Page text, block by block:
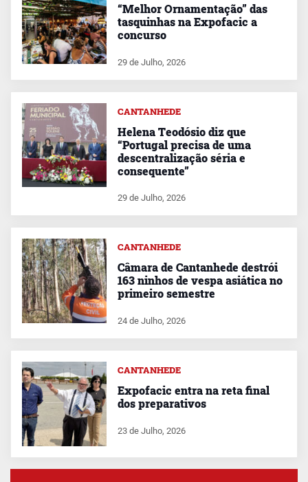
“Melhor Ornamentação” das
tasquinhas na Expofacic a
concurso
29 de Julho, 2026
CANTANHEDE
Helena Teodósio diz que
“Portugal precisa de uma
descentralização séria e
consequente”
29 de Julho, 2026
CANTANHEDE
Câmara de Cantanhede destrói
163 ninhos de vespa asiática no
primeiro semestre
24 de Julho, 2026
CANTANHEDE
Expofacic entra na reta final
dos preparativos
23 de Julho, 2026